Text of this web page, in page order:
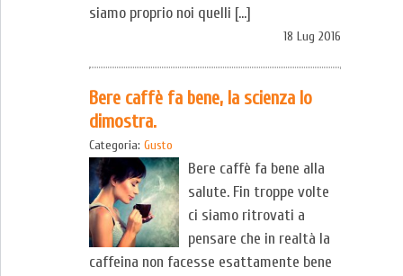
siamo proprio noi quelli […]
18 Lug 2016
Bere caffè fa bene, la scienza lo
dimostra.
Categoria: Gusto
Bere caffè fa bene alla
salute. Fin troppe volte
ci siamo ritrovati a
pensare che in realtà la
caffeina non facesse esattamente bene